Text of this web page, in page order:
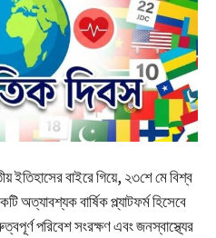
ইতিহাসের বাইরে গিয়ে, ২৩শে মে বিশ্ব
বার্ষিক প্ল্যাটফর্ম হিসেবে
পরিবেশ সংরক্ষণ এবং জনস্বাস্থ্যের